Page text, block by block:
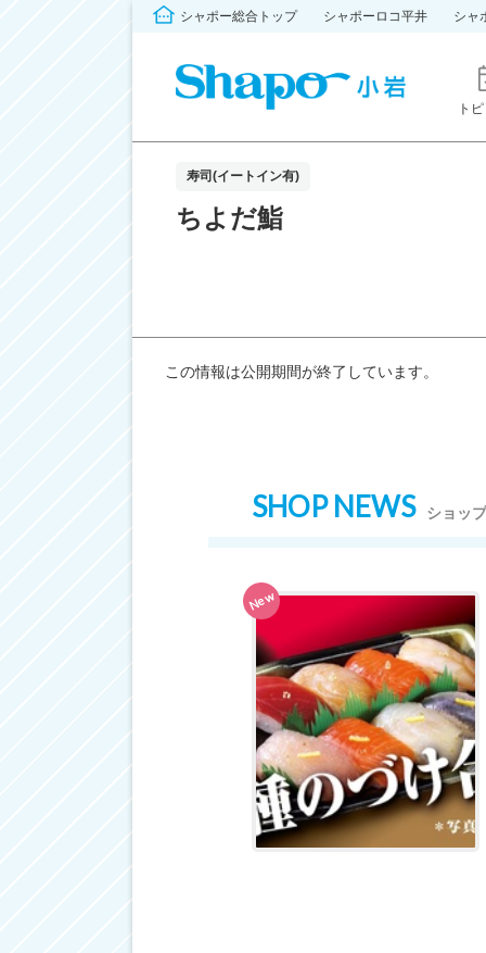
シャポー総合トップ シャポーロコ平井 シャ
ト
寿司(イートイン有)
ちよだ鮨
この情報は公開期間が終了しています。
SHOP NEWS ショッ
New